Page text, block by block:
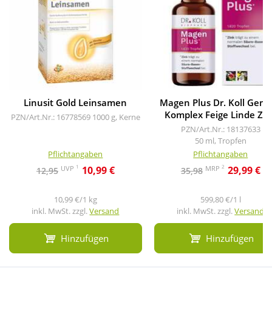
Linusit Gold Leinsamen
PZN/Art.Nr.: 16778569 1000 g, Kerne
Pflichtangaben
12,95 UVP 1 10,99 €
10,99 €/1 kg
inkl. MwSt. zzgl.Versand
Hinzufügen
Magen Plus Dr. Koll
Komplex Feige Linde
PZN/Art.Nr.: 18137633
50 ml, Tropfen
Pflichtangaben
35,98 MRP 2 29,99 €
599,80 €/1 l
inkl. MwSt. zzgl.Versand
Hinzufügen